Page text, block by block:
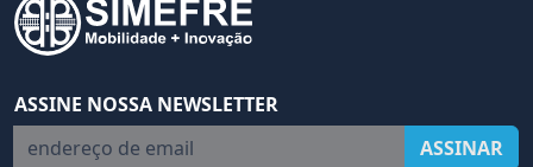
ASSINE NOSSA NEWSLETTER
endereço de email
ASSINAR